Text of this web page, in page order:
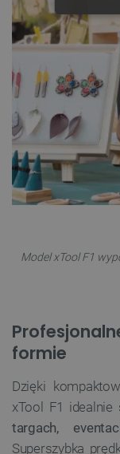
Model xTool F1
formie
Dzięki
xTool F1
targach,
Superszybka
Bez
_lb